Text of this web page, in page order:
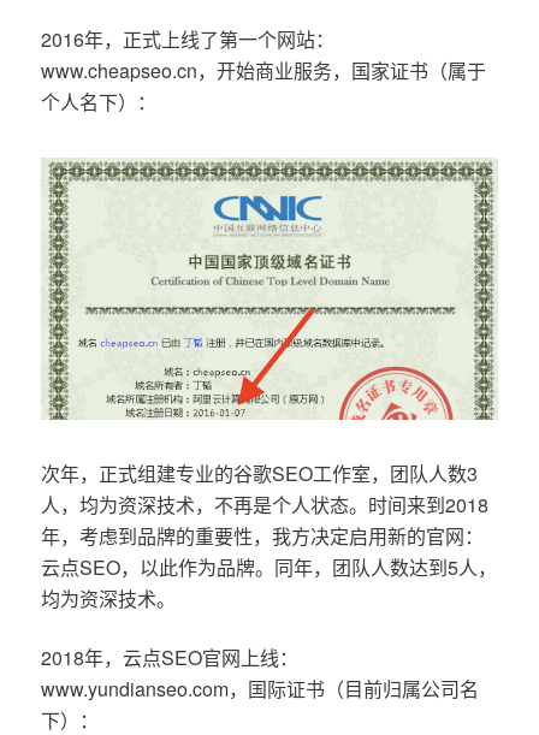
2016年，正式上线了第一个网站：
www.cheapseo.cn，开始商业服务，国家证书（属于
个人名下）：
次年，正式组建专业的谷歌SEO工作室，团队人数3
人，均为资深技术，不再是个人状态。时间来到2018
年，考虑到品牌的重要性，我方决定启用新的官网：
云点SEO，以此作为品牌。同年，团队人数达到5人，
均为资深技术。
2018年，云点SEO官网上线：
www.yundianseo.com，国际证书（目前归属公司名
下）：